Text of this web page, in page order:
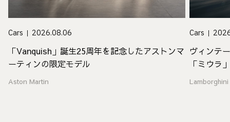
Cars 2026.08.06
「Vanquish」誕生25周年を記念したアストンマ
ーティンの限定モデル
Aston Martin
Cars
ヴィンテ
「ミウラ
Lamborghini